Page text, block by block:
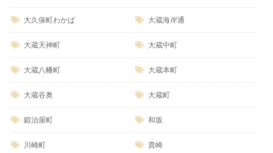
大久保町わかば 大蔵海岸通
大蔵天神町 大蔵中町
大蔵八幡町 大蔵本町
大蔵谷奥 大蔵町
鍛治屋町 和坂
川崎町 貴崎